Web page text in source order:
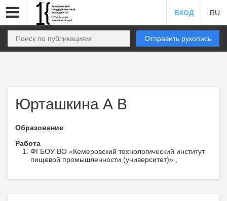
ВХОД RU
Отправить рукопись
Юрташкина А В
Образование
Работа
ФГБОУ ВО «Кемеровский технологический институт
пищевой промышленности (университет)» ,